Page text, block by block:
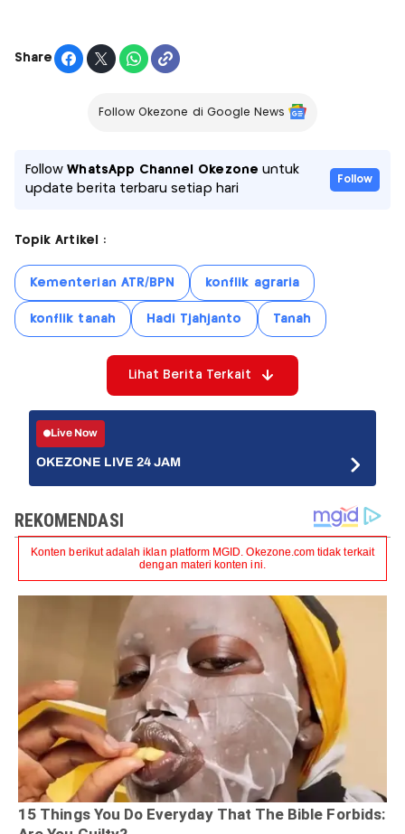
Share
Follow Okezone di Google News
FollowWhatsApp Channel Okezone untuk
update berita terbaru setiap hari
Follow
Topik Artikel :
Kementerian ATR/BPN konflik agraria
konflik tanah Hadi Tjahjanto Tanah
Lihat Berita Terkait
Live Now
OKEZONE LIVE 24 JAM